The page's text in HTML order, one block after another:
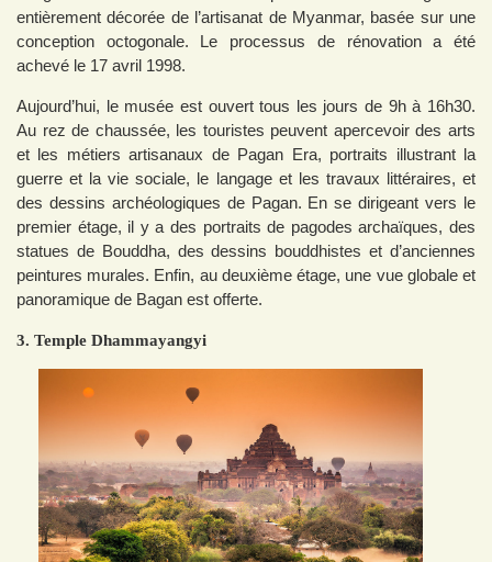
entièrement décorée de l’artisanat de Myanmar, basée sur une
conception octogonale. Le processus de rénovation a été
achevé le 17 avril 1998.
Aujourd’hui, le musée est ouvert tous les jours de 9h à 16h30.
Au rez de chaussée, les touristes peuvent apercevoir des arts
et les métiers artisanaux de Pagan Era, portraits illustrant la
guerre et la vie sociale, le langage et les travaux littéraires, et
des dessins archéologiques de Pagan. En se dirigeant vers le
premier étage, il y a des portraits de pagodes archaïques, des
statues de Bouddha, des dessins bouddhistes et d’anciennes
peintures murales. Enfin, au deuxième étage, une vue globale et
panoramique de Bagan est offerte.
3. Temple Dhammayangyi